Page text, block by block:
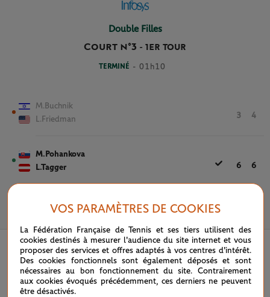
Double Filles
Court n°3 - 1ER TOUR
TERMINÉ - 01h10
M.Buchnik
L.Friedman
3 4
M.Pohankova
L.Tagger
6 6
3 JUIN 2025
VOS PARAMÈTRES DE COOKIES
La Fédération Française de Tennis et ses tiers utilisent des
cookies destinés à mesurer l'audience du site internet et vous
proposer des services et offres adaptés à vos centres d'intérêt.
Des cookies fonctionnels sont également déposés et sont
nécessaires au bon fonctionnement du site. Contrairement
aux cookies évoqués précédemment, ces derniers ne peuvent
être désactivés.